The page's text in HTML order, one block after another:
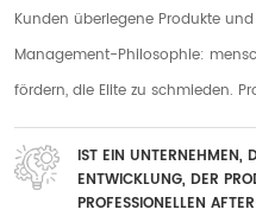
Kunden überlegene Produkte
Management-Philosophie:
fördern, die Elite zu schmieden.
praktisch. Servicephilosophie:
Service Unser Unternehmen hat
Foshan mit einer
IST EIN UNTERNEHMEN,
ENTWICKLUNG, DER
PROFESSIONELLEN